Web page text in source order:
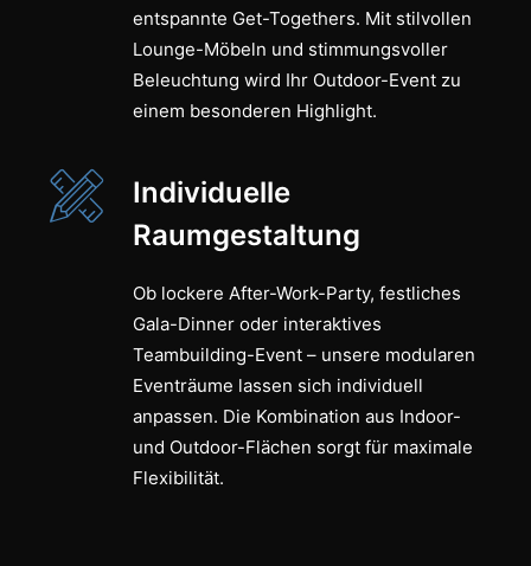
entspannte Get-Togethers. Mit stilvollen
Lounge-Möbeln und stimmungsvoller
Beleuchtung wird Ihr Outdoor-Event zu
einem besonderen Highlight.
Individuelle
Raumgestaltung
Ob lockere After-Work-Party, festliches
Gala-Dinner oder interaktives
Teambuilding-Event – unsere modularen
Eventräume lassen sich individuell
anpassen. Die Kombination aus Indoor-
und Outdoor-Flächen sorgt für maximale
Flexibilität.